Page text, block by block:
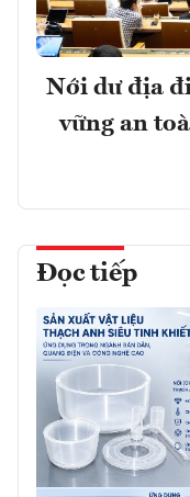
Nới dư địa
vững an
Đọc tiếp